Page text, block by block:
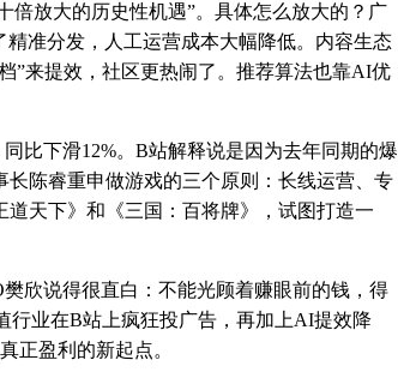
放大的历史性机遇”。具体怎么放大的？广
准分发，人工运营成本大幅降低。内容生态
”来提效，社区更热闹了。推荐算法也靠AI优
比下滑12%。B站解释说是因为去年同期的爆
陈睿重申做游戏的三个原则：长线运营、专
天下》和《三国：百将牌》，试图打造一
欣说得很直白：不能光顾着赚眼前的钱，得
业在B站上疯狂投广告，再加上AI提效降
正盈利的新起点。